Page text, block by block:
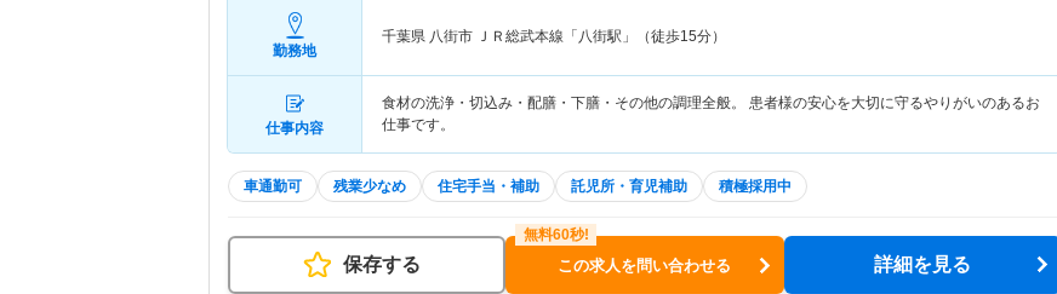
勤務地
千葉県 八街市 ＪＲ総武本線「八街駅」（徒歩15分）
仕事内容
食材の洗浄・切込み・配膳・下膳・その他の調理全般。 患者様の安心を大切に守るやりがいのあるお
仕事です。
車通勤可 残業少なめ 住宅手当・補助 託児所・育児補助 積極採用中
保存する この求人を問い合わせる 詳細を見る